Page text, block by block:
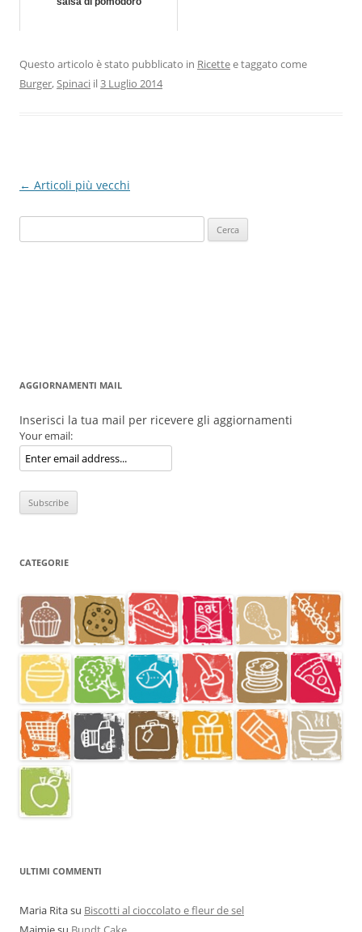
Questo articolo è stato pubblicato in Ricettee taggato come
Burger,Spinaci il3 Luglio 2014
Navigazione
← Articoli più vecchi
per:
AGGIORNAMENTI MAIL
Inserisci la tua mail per ricevere gli aggiornamenti
Your email:
CATEGORIE
ULTIMI COMMENTI
Maria Ritasu Biscotti al cioccolato e fleur de sel